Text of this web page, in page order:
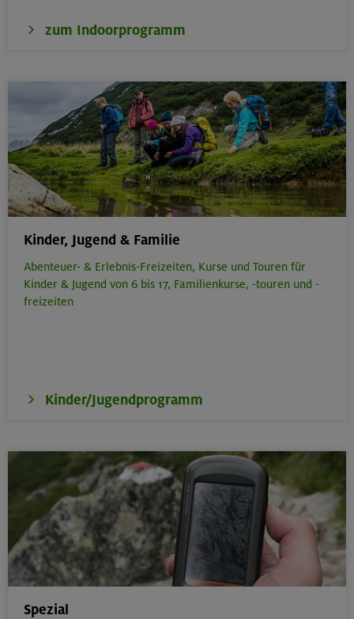
zum Indoorprogramm
Kinder, Jugend & Familie
Abenteuer- & Erlebnis-Freizeiten, Kurse und Touren für
Kinder & Jugend von 6 bis 17, Familienkurse, -touren und -
freizeiten
Kinder/Jugendprogramm
Spezial